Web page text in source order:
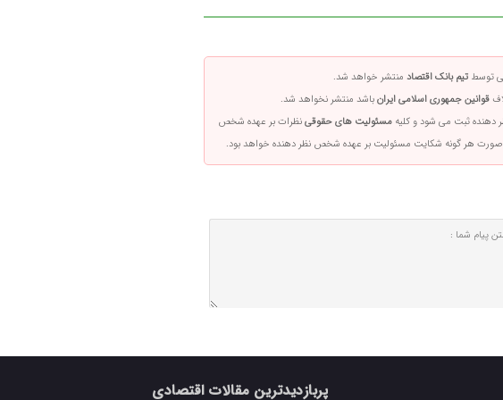
توسط تیم بانک اقتصاد منتشر خواهد شد.
قوانین جمهوری اسلامی ایرانباشد منتشر نخواهد شد.
دهنده ثبت می شود و کلیه مسئولیت های حقوقینظرات بر عهده شخص
صورت هر گونه شکایت مسئولیت بر عهده شخص نظر دهنده خواهد بود.
پربازدیدترین مقالات اقتصادی